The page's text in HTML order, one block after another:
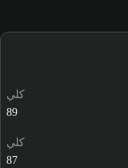
كلي
89
كلي
87